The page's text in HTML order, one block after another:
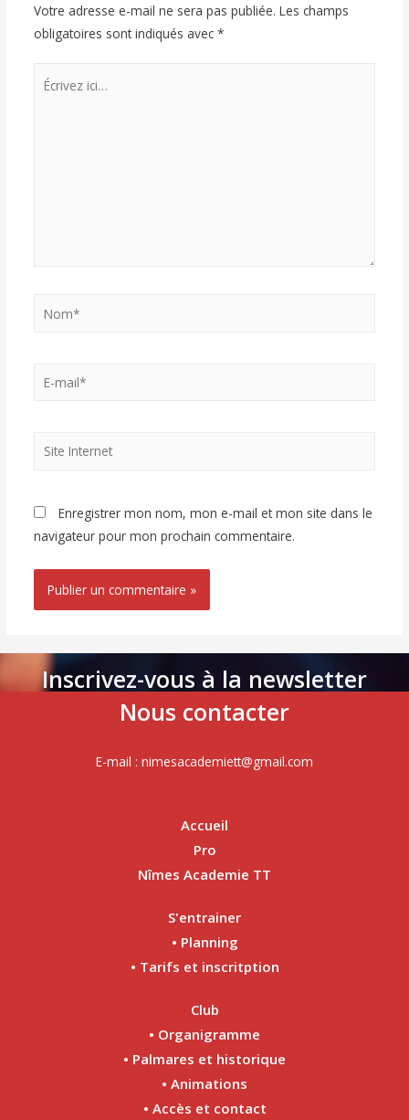
Votre adresse e-mail ne sera pas publiée. Les champs
obligatoires sont indiqués avec *
Enregistrer mon nom, mon e-mail et mon site dans le
navigateur pour mon prochain commentaire.
Inscrivez-vous à la newsletter
Nous contacter
E-mail : nimesacademiett@gmail.com
Accueil
Pro
Nîmes Academie TT
S'entrainer
• Planning
• Tarifs et inscritption
Club
• Organigramme
• Palmares et historique
• Animations
• Accès et contact